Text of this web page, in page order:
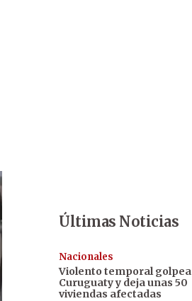
Últimas Noticias
Nacionales
Violento temporal golpea
Curuguaty y deja unas 50
viviendas afectadas